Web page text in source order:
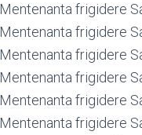
Mentenanta frigidere
Mentenanta frigidere
Mentenanta frigidere
Mentenanta frigidere
Mentenanta frigidere
Mentenanta frigidere